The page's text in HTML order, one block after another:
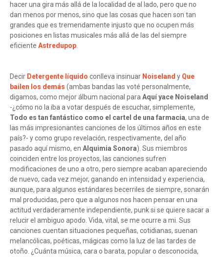
hacer una gira más allá de la localidad de al lado, pero que no
dan menos por menos, sino que las cosas que hacen son tan
grandes que es tremendamente injusto que no ocupen más
posiciones en listas musicales más allá de las del siempre
eficiente Astredupop.
Decir Detergente líquido conlleva insinuar Noiseland y Que
bailen los demás (ambas bandas las voté personalmente,
digamos, como mejor álbum nacional paraAquí yace Noiseland
-¿cómo no la iba a votar después de escuchar, simplemente,
Todo es tan fantástico como el cartel de una farmacia, una de
las más impresionantes canciones de los últimos años en este
país?- y como grupo revelación, respectivamente, del año
pasado aquí mismo, en Alquimia Sonora). Sus miembros
coinciden entre los proyectos, las canciones sufren
modificaciones de uno a otro, pero siempre acaban apareciendo
de nuevo, cada vez mejor, ganando en intensidad y experiencia,
aunque, para algunos estándares becerriles de siempre, sonarán
mal producidas, pero que a algunos nos hacen pensar en una
actitud verdaderamente independiente, punk si se quiere sacar a
relucir el ambiguo apodo. Vida, vital, se me ocurre a mi. Sus
canciones cuentan situaciones pequeñas, cotidianas, suenan
melancólicas, poéticas, mágicas como la luz de las tardes de
otoño. ¿Cuánta música, cara o barata, popular o desconocida,